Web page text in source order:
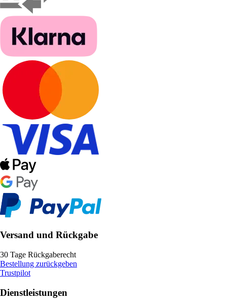
Versand und Rückgabe
30 Tage Rückgaberecht
Bestellung zurückgeben
Trustpilot
Dienstleistungen